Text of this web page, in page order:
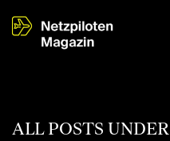
ALL POSTS UNDER